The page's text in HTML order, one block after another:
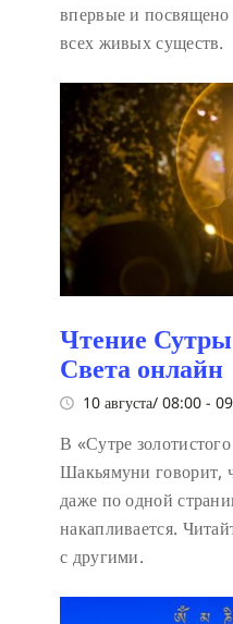
впервые и
всех живых существ.
Чтение Сутры
Света онлайн
10 августа/ 08:00 -
В «Сутре
Шакьямуни говорит,
даже по одной
накапливается.
с другими.